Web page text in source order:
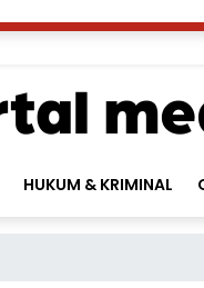
HUKUM & KRIMINAL